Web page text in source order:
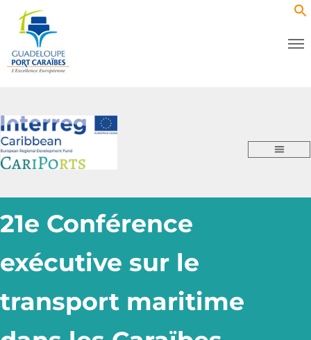
21e Conférence
exécutive sur le
transport maritime